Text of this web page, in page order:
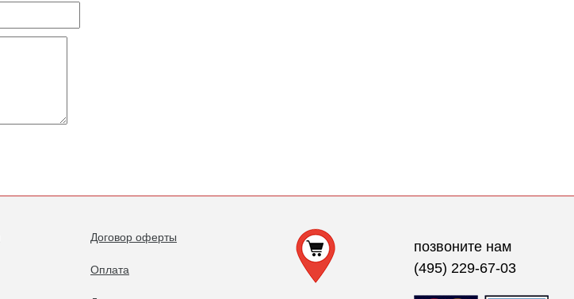
Договор оферты
Оплата
позвоните нам
(495) 229-67-03